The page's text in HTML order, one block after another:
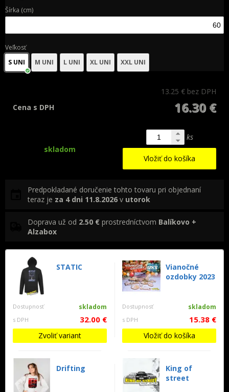
Šírka (cm)
Veľkosť
S UNI
M UNI L UNI XL UNI XXL UNI
13.25 € bez DPH
16.30 €
Cena s DPH
skladom
ks
Vložiť do košíka
Predpokladané doručenie tohto tovaru pri objednaní
teraz je za 4 dni 11.8.2026 v utorok
Doprava už od 2.50 € prostredníctvom Balíkovo +
Alzabox
STATIC
Dostupnosť skladom
s DPH 32.00 €
Zvoliť variant
Vianočné
ozdobky 2023
Dostupnosť skladom
s DPH 15.38 €
Vložiť do košíka
Drifting
King of
street